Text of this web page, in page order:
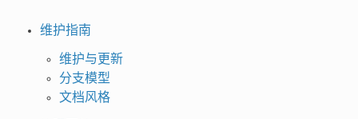
维护指南
维护与更新
分支模型
文档风格